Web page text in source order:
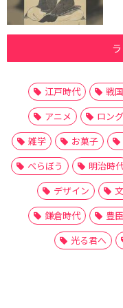
江戸時代 戦
アニメ
ロン
雑学
お菓子
べらぼう
明治時
デザイン
鎌倉時代
豊
光る君へ